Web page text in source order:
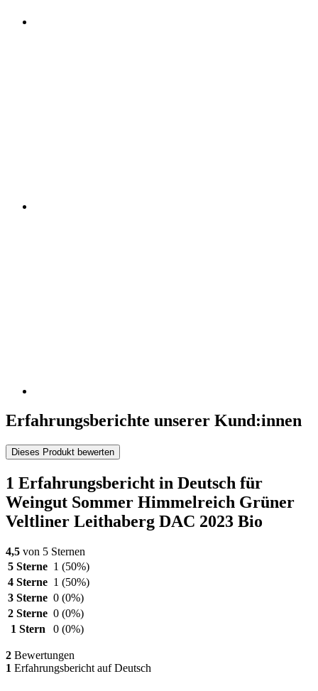
Erfahrungsberichte unserer Kund:innen
Dieses Produkt bewerten
1 Erfahrungsbericht in Deutsch für
Weingut Sommer Himmelreich Grüner
Veltliner Leithaberg DAC 2023 Bio
4,5 von 5 Sternen
5 Sterne 1 (50%)
4 Sterne 1 (50%)
3 Sterne 0 (0%)
2 Sterne 0 (0%)
1 Stern
0 (0%)
2 Bewertungen
1 Erfahrungsbericht auf Deutsch